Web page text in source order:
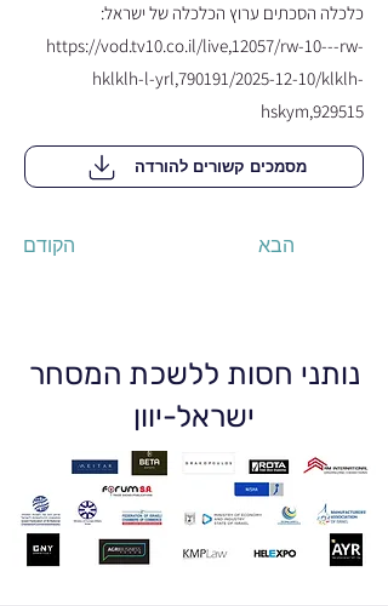
כלכלה הסכתים ערוץ הכלכלה של ישראל:
https://vod.tv10.co.il/live,12057/rw-10---rw-
hklklh-l-yrl,790191/2025-12-10/klklh-
hskym,929515
מסמכים קשורים להורדה
הקודם הבא
נותני חסות ללשכת המסחר
ישראל-יוון